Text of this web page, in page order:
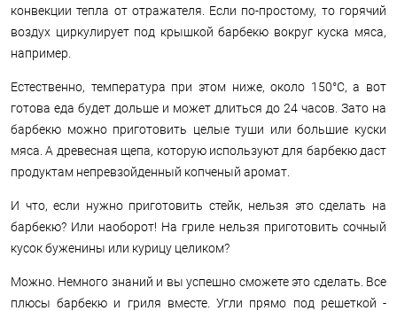
конвекции тепла от отражателя. Если по-простому, то горячий
воздух циркулирует под крышкой барбекю вокруг куска мяса,
например.
Естественно, температура при этом ниже, около 150°C, а вот
готова еда будет дольше и может длиться до 24 часов. Зато на
барбекю можно приготовить целые туши или большие куски
мяса. А древесная щепа, которую используют для барбекю даст
продуктам непревзойденный копченый аромат.
И что, если нужно приготовить стейк, нельзя это сделать на
барбекю? Или наоборот! На гриле нельзя приготовить сочный
кусок буженины или курицу целиком?
Можно. Немного знаний и вы успешно сможете это сделать. Все
плюсы барбекю и гриля вместе. Угли прямо под решеткой -